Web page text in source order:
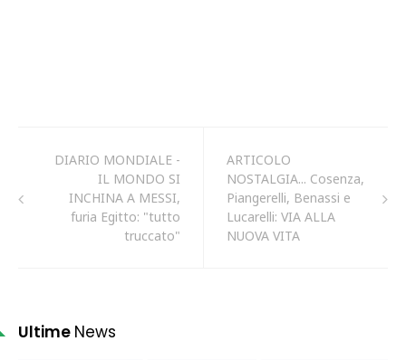
DIARIO MONDIALE -
IL MONDO SI
INCHINA A MESSI,
furia Egitto: "tutto
truccato"
ARTICOLO
NOSTALGIA... Cosenza,
Piangerelli, Benassi e
Lucarelli: VIA ALLA
NUOVA VITA
Ultime News